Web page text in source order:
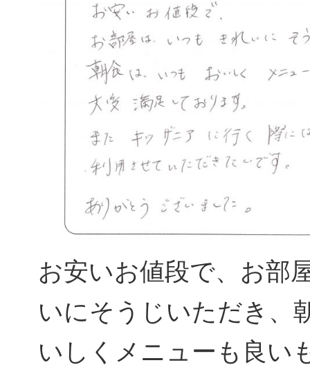
お安いお値段で、お部
いにそうじいただき、
いしくメニューも良い